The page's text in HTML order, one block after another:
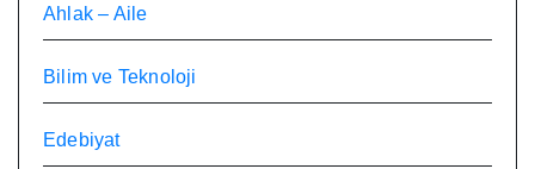
Ahlak – Aile
Bilim ve Teknoloji
Edebiyat